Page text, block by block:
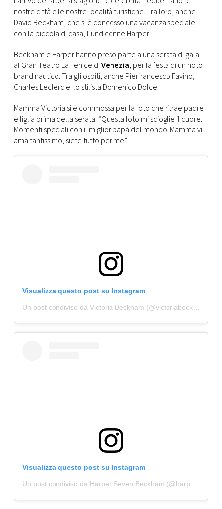
CONSIGLIA
nostre città e le nostre località turistiche. Tra loro, anche
David Beckham, che si è concesso una vacanza speciale
con la piccola di casa, l’undicenne Harper.
Beckham e Harper hanno preso parte a una serata di gala
al Gran Teatro La Fenice diVenezia, per la festa di un noto
brand nautico. Tra gli ospiti, anche Pierfrancesco Favino,
Charles Leclerc e lo stilista Domenico Dolce.
Mamma Victoria si è commossa per la foto che ritrae padre
e figlia prima della serata: “Questa foto mi scioglie il cuore.
Momenti speciali con il miglior papà del mondo. Mamma vi
ama tantissimo, siete tutto per me”.
Visualizza questo post su Instagram
Un post condiviso da Victoria Beckham (@victoriabeckham)
Visualizza questo post su Instagram
Un post condiviso da Harper Seven Beckham (@harperbeckhamdaily2)